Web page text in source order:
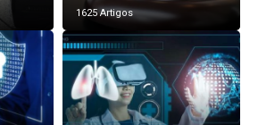
1625 Artigos